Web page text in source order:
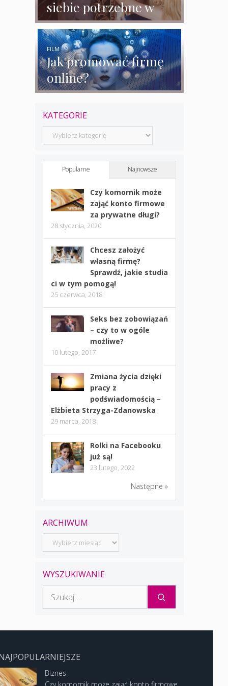
siebie potrzebne w
biznesie?
Jak promować firmę
online?
FILM
KATEGORIE
Kategorie
Popularne Najnowsze
Czy komornik może
zająć konto firmowe
za prywatne długi?
28 stycznia, 2020
Chcesz założyć
własną firmę?
Sprawdź, jakie studia
ci w tym pomogą!
25 czerwca, 2018
Seks bez zobowiązań
– czy to w ogóle
możliwe?
10 lutego, 2017
Zmiana życia dzięki
pracy z
podświadomością –
Elżbieta Strzyga-Zdanowska
29 marca, 2018
Rolki na Facebooku
już są!
23 lutego, 2022
Następne »
ARCHIWUM
Archiwum
WYSZUKIWANIE
Biznes